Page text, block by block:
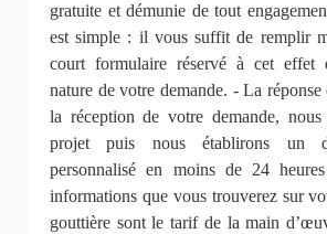
gratuite et démunie de tout
est simple : il vous suffit de remplir
court formulaire réservé à cet effet
nature de votre demande. - La réponse
la réception de votre demande, nous
projet puis nous établirons un
personnalisé en moins de 24
informations que vous trouverez sur
gouttière sont le tarif de la main